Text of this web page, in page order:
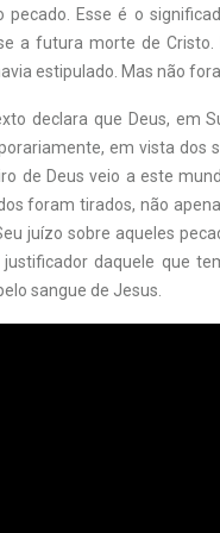
Esse é o
a futura morte de Cristo.
estipulado. Mas não
declara que Deus, em
em vista dos
de Deus veio a este
foram tirados, não
juízo sobre aqueles
daquele que
sangue de Jesus.